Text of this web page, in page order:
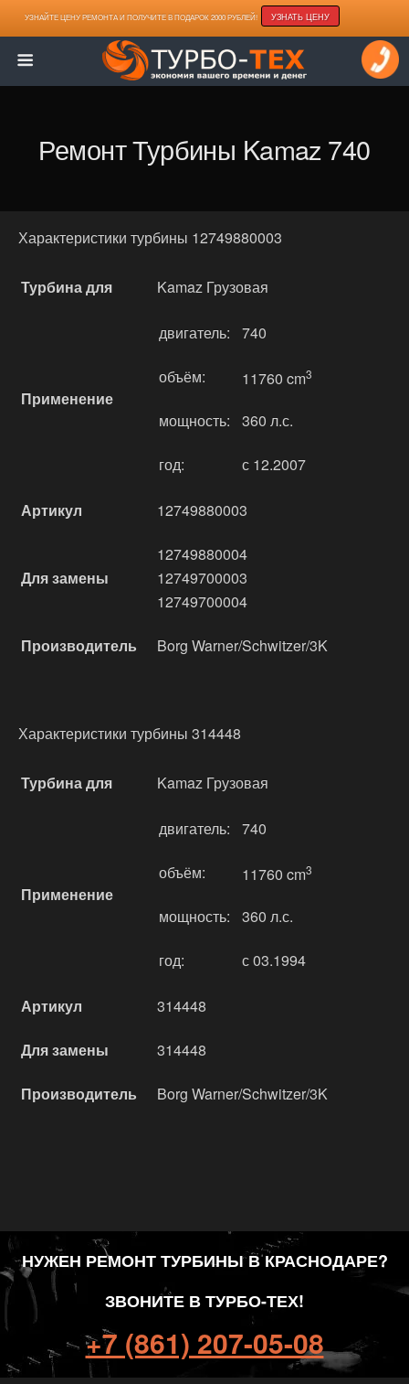
УЗНАЙТЕ ЦЕНУ РЕМОНТА И ПОЛУЧИТЕ В ПОДАРОК 2000 РУБЛЕЙ! УЗНАТЬ ЦЕНУ
Ремонт Турбины Kamaz 740
Характеристики турбины 12749880003
Турбина для Kamaz Грузовая
Применение
двигатель: 740
объём: 11760 cm3
мощность: 360 л.с.
год: с 12.2007
Артикул 12749880003
Для замены
12749880004
12749700003
12749700004
Производитель Borg Warner/Schwitzer/3K
Характеристики турбины 314448
Турбина для Kamaz Грузовая
Применение
двигатель: 740
объём: 11760 cm3
мощность: 360 л.с.
год: с 03.1994
Артикул 314448
Для замены 314448
Производитель Borg Warner/Schwitzer/3K
НУЖЕН РЕМОНТ ТУРБИНЫ В КРАСНОДАРЕ?
ЗВОНИТЕ В ТУРБО-ТЕХ!
+7 (861) 207-05-08